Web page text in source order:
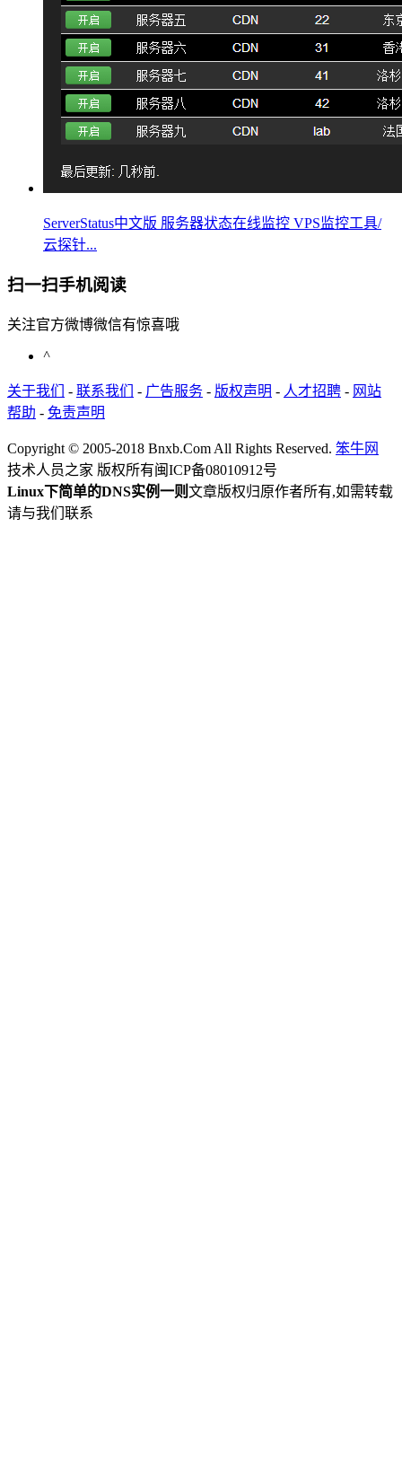
ServerStatus中文版 服务器状态在线监控 VPS监控工具/
云探针...
扫一扫手机阅读
关注官方微博微信有惊喜哦
^
关于我们 - 联系我们 - 广告服务 - 版权声明 - 人才招聘 - 网站
帮助 - 免责声明
Copyright © 2005-2018 Bnxb.Com All Rights Reserved. 笨牛网
技术人员之家 版权所有闽ICP备08010912号
Linux下简单的DNS实例一则文章版权归原作者所有,如需转载
请与我们联系